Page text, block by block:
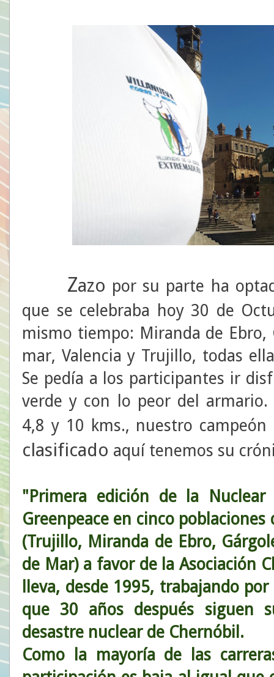
Zazo por su parte ha
que se celebraba hoy 30 de
mismo tiempo: Miranda de Ebro,
mar, Valencia y Trujillo, todas
Se pedía a los participantes ir
verde y con lo peor del armario.
4,8 y 10 kms., nuestro
clasificado aquí tenemos su
"Primera edición de la Nuclear
Greenpeace en cinco
(Trujillo, Miranda de Ebro,
de Mar) a favor de la Asociación
lleva, desde 1995, trabajando
que 30 años después siguen
desastre nuclear de Chernóbil.
Como la mayoría de las